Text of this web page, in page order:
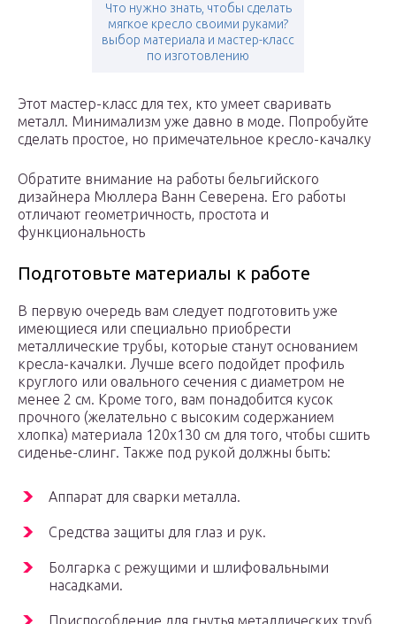
Что нужно знать, чтобы сделать
мягкое кресло своими руками?
выбор материала и мастер-класс
по изготовлению
Этот мастер-класс для тех, кто умеет сваривать
металл. Минимализм уже давно в моде. Попробуйте
сделать простое, но примечательное кресло-качалку
Обратите внимание на работы бельгийского
дизайнера Мюллера Ванн Северена. Его работы
отличают геометричность, простота и
функциональность
Подготовьте материалы к работе
В первую очередь вам следует подготовить уже
имеющиеся или специально приобрести
металлические трубы, которые станут основанием
кресла-качалки. Лучше всего подойдет профиль
круглого или овального сечения с диаметром не
менее 2 см. Кроме того, вам понадобится кусок
прочного (желательно с высоким содержанием
хлопка) материала 120х130 см для того, чтобы сшить
сиденье-слинг. Также под рукой должны быть:
Аппарат для сварки металла.
Средства защиты для глаз и рук.
Болгарка с режущими и шлифовальными
насадками.
Приспособление для гнутья металлических труб